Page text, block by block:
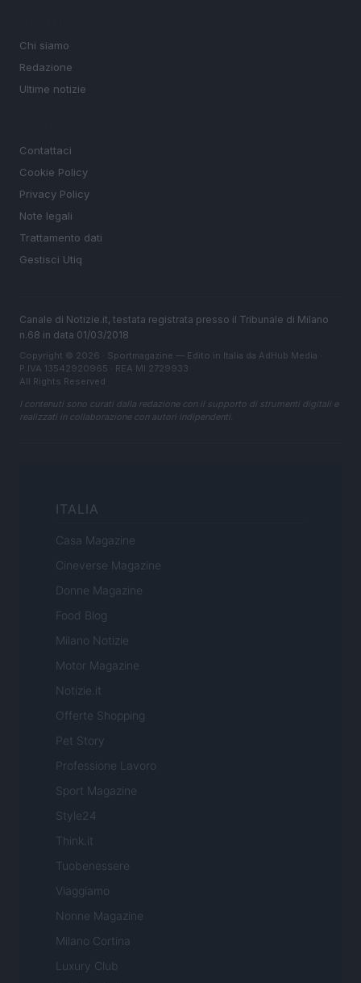
Chi siamo
Redazione
Ultime notizie
Contattaci
Cookie Policy
Privacy Policy
Note legali
Trattamento dati
Gestisci Utiq
Canale di Notizie.it, testata registrata presso il Tribunale di Milano
n.68 in data 01/03/2018
Copyright © 2026 · Sportmagazine — Edito in Italia da AdHub Media
P.IVA 13542920965 · REA MI 2729933
All Rights Reserved
I contenuti sono curati dalla redazione con il supporto di strumenti digitali e
realizzati in collaborazione con autori indipendenti.
ITALIA
Casa Magazine
Cineverse Magazine
Donne Magazine
Food Blog
Milano Notizie
Motor Magazine
Notizie.it
Offerte Shopping
Pet Story
Professione Lavoro
Sport Magazine
Style24
Think.it
Tuobenessere
Viaggiamo
Nonne Magazine
Milano Cortina
Luxury Club